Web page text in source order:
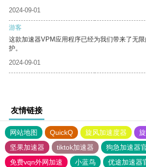
2024-09-01
游客
这款加速器VPM应用程序已经为我们带来了无
护。
2024-09-01
友情链接
网站地图 QuickQ 旋风加速度器
坚果加速器
tiktok加速器
狗急加速器
免费vqn外网加速
小蓝鸟 优途加速器